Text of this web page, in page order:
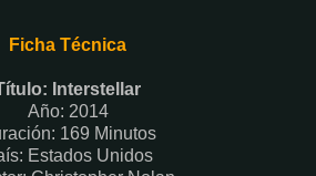
Ficha Técnica
Interstellar
Año: 2014
169 Minutos
Estados Unidos